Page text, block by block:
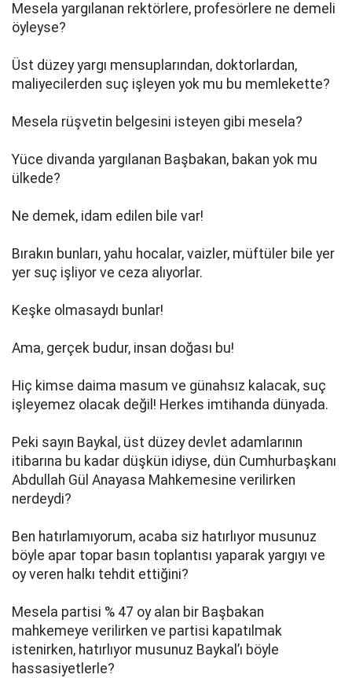
Mesela yargılanan rektörlere, profesörlere ne demeli
öyleyse?
Üst düzey yargı mensuplarından, doktorlardan,
maliyecilerden suç işleyen yok mu bu memlekette?
Mesela rüşvetin belgesini isteyen gibi mesela?
Yüce divanda yargılanan Başbakan, bakan yok mu
ülkede?
Ne demek, idam edilen bile var!
Bırakın bunları, yahu hocalar, vaizler, müftüler bile yer
yer suç işliyor ve ceza alıyorlar.
Keşke olmasaydı bunlar!
Ama, gerçek budur, insan doğası bu!
Hiç kimse daima masum ve günahsız kalacak, suç
işleyemez olacak değil! Herkes imtihanda dünyada.
Peki sayın Baykal, üst düzey devlet adamlarının
itibarına bu kadar düşkün idiyse, dün Cumhurbaşkanı
Abdullah Gül Anayasa Mahkemesine verilirken
nerdeydi?
Ben hatırlamıyorum, acaba siz hatırlıyor musunuz
böyle apar topar basın toplantısı yaparak yargıyı ve
oy veren halkı tehdit ettiğini?
Mesela partisi % 47 oy alan bir Başbakan
mahkemeye verilirken ve partisi kapatılmak
istenirken, hatırlıyor musunuz Baykal’ı böyle
hassasiyetlerle?